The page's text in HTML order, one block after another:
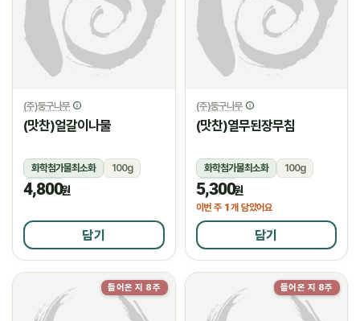
(주)둥구나무
(맛찬)얼갈이나물
화학첨가물최소화
100g
냉장
4,800원
담기
(주)둥구나무
(맛찬)열무된장무침
화학첨가물최소화
100g
냉장
5,300원
이번 주 1개 담았어요
담기
들어온 지 8주 들어온 지 8주